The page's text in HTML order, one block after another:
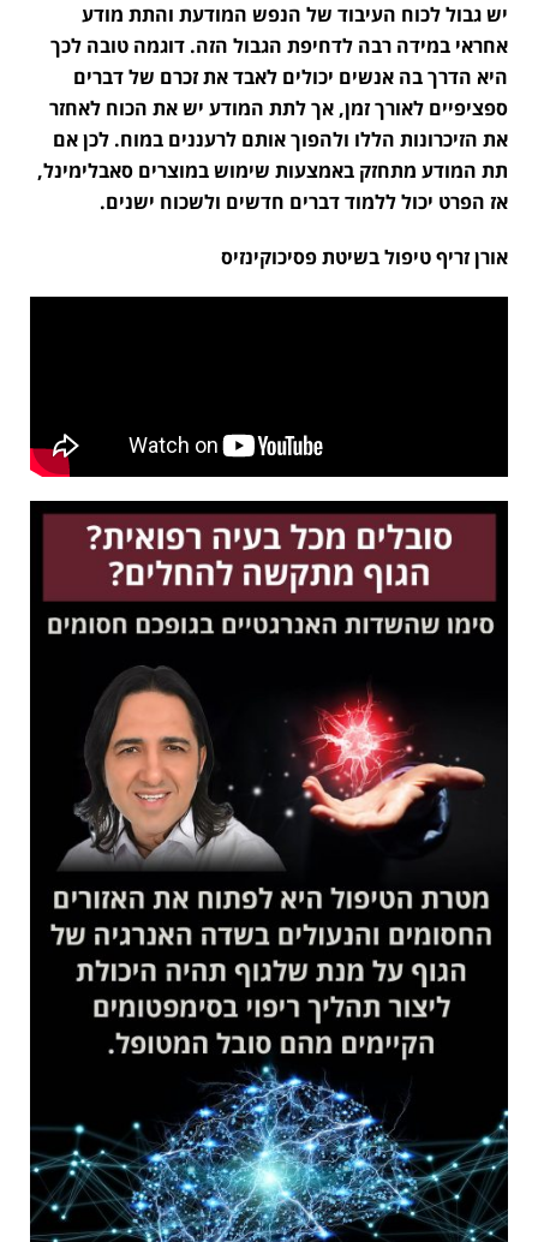
יש גבול לכוח העיבוד של הנפש המודעת והתת מודע
אחראי במידה רבה לדחיפת הגבול הזה. דוגמה טובה לכך
היא הדרך בה אנשים יכולים לאבד את זכרם של דברים
ספציפיים לאורך זמן, אך לתת המודע יש את הכוח לאחזר
את הזיכרונות הללו ולהפוך אותם לרעננים במוח. לכן אם
תת המודע מתחזק באמצעות שימוש במוצרים סאבלימינל,
אז הפרט יכול ללמוד דברים חדשים ולשכוח ישנים.
אורן זריף טיפול בשיטת פסיכוקינזיס